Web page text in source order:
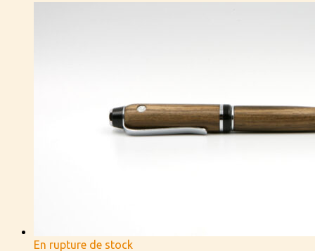
En rupture de stock